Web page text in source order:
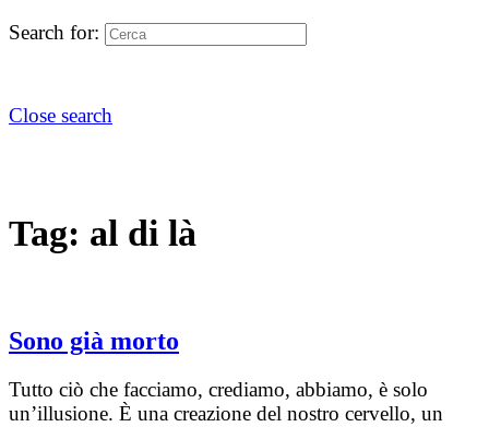
Search for:
Close search
Tag: al di là
Sono già morto
Tutto ciò che facciamo, crediamo, abbiamo, è solo
un’illusione. È una creazione del nostro cervello, un